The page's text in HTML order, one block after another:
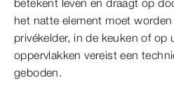
het natte element moet
privékelder, in de keuken of op
oppervlakken vereist een
geboden.